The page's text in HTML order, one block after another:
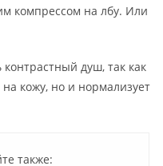
компрессом на лбу. Или
душ, так как
кожу, но и нормализует
также: